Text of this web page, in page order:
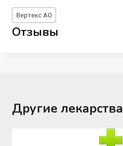
Метки
записи:
Вертекс АО
Отзывы
Другие лекарства